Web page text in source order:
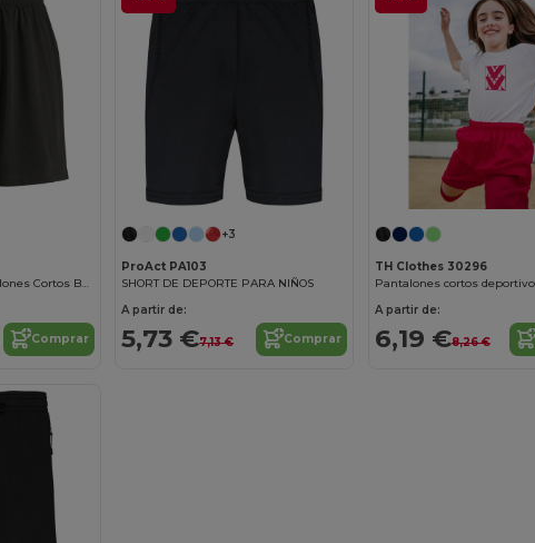
SAN SIRO KIDS 2 Pantalones Cortos Básicos De Niño
Comprar
+3
ProAct PA103
SHORT DE DEPORTE PARA NIÑOS
A partir de:
5,73 €7,13 € Comprar
TH Clothes 30296
A partir de:
6,19 €8,26 €